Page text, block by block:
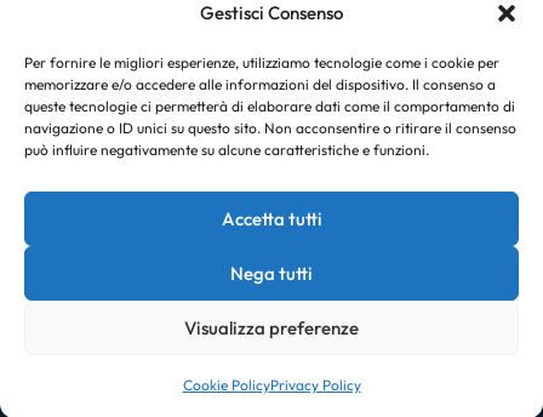
Gestisci Consenso
Per fornire le migliori esperienze, utilizziamo tecnologie come i cookie per
memorizzare e/o accedere alle informazioni del dispositivo. Il consenso a
queste tecnologie ci permetterà di elaborare dati come il comportamento di
navigazione o ID unici su questo sito. Non acconsentire o ritirare il consenso
può influire negativamente su alcune caratteristiche e funzioni.
Accetta tutti
Nega tutti
Visualizza preferenze
Cookie PolicyPrivacy Policy
Chi siamo
I love PromiGroup
Certificazioni
Soluzioni
© Copyright PromiGroup | Cookie policy